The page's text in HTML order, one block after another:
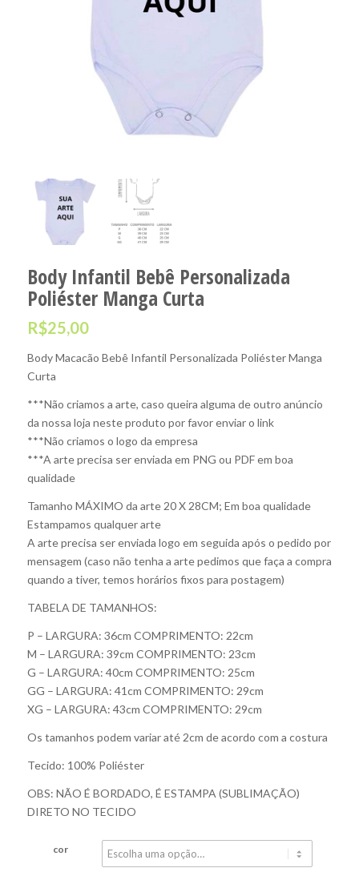
Body Infantil Bebê Personalizada
Poliéster Manga Curta
R$25,00
Body Macacão Bebê Infantil Personalizada Poliéster Manga
Curta
***Não criamos a arte, caso queira alguma de outro anúncio
da nossa loja neste produto por favor enviar o link
***Não criamos o logo da empresa
***A arte precisa ser enviada em PNG ou PDF em boa
qualidade
Tamanho MÁXIMO da arte 20 X 28CM; Em boa qualidade
Estampamos qualquer arte
A arte precisa ser enviada logo em seguida após o pedido por
mensagem (caso não tenha a arte pedimos que faça a compra
quando a tiver, temos horários fixos para postagem)
TABELA DE TAMANHOS:
P – LARGURA: 36cm COMPRIMENTO: 22cm
M – LARGURA: 39cm COMPRIMENTO: 23cm
G – LARGURA: 40cm COMPRIMENTO: 25cm
GG – LARGURA: 41cm COMPRIMENTO: 29cm
XG – LARGURA: 43cm COMPRIMENTO: 29cm
Os tamanhos podem variar até 2cm de acordo com a costura
Tecido: 100% Poliéster
OBS: NÃO É BORDADO, É ESTAMPA (SUBLIMAÇÃO)
DIRETO NO TECIDO
cor